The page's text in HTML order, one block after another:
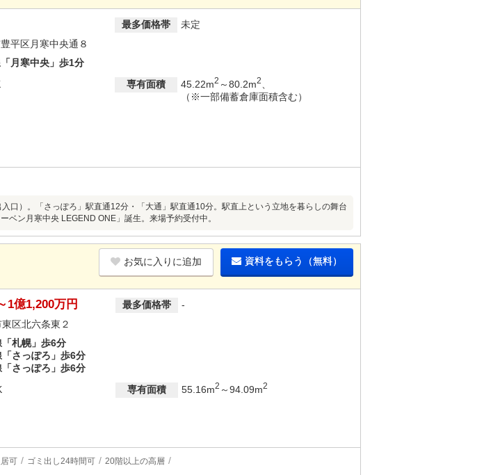
最多価格帯
未定
平区月寒中央通８
月寒中央」歩1分
専有面積 45.22m2 ～80.2m2
（※一部備蓄倉庫面積含む）
口）。「さっぽろ」駅直通12分・「大通」駅直通10分。駅直上という立地を暮らしの舞台
ベン月寒中央 LEGEND ONE」誕生。来場予約受付中。
お気に入りに追加 資料をもらう（無料）
1億1,200万円 最多価格帯
-
区北六条東２
「札幌」歩6分
さっぽろ」歩6分
さっぽろ」歩6分
専有面積 55.16m2 ～94.09m2
可 ゴミ出し24時間可 20階以上の高層